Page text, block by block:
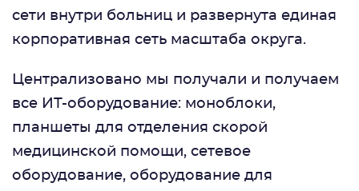
сети внутри больниц и развернута единая
корпоративная сеть масштаба округа.
Централизовано мы получали и получаем
все ИТ-оборудование: моноблоки,
планшеты для отделения скорой
медицинской помощи, сетевое
оборудование, оборудование для